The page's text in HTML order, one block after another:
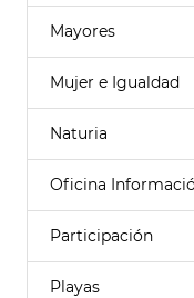
Mayores
Mujer e Igualdad
Naturia
Oficina
Participación
Playas